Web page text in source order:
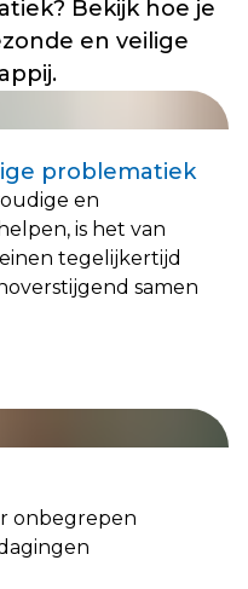
Bekijk hoe je
en veilige
problematiek
en
is het van
tegelijkertijd
samen
onbegrepen